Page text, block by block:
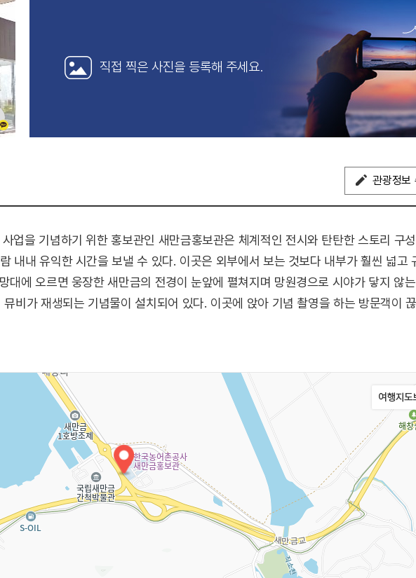
직접 찍은 사진을등록해 주세요.
관광정보
업을 기념하기 위한 홍보관인 새만금홍보관은 체계적인 전시와 탄탄한 스토리 구
내내 유익한 시간을 보낼 수 있다. 이곳은 외부에서 보는 것보다 내부가 훨씬 넓고
대에 오르면 웅장한 새만금의 전경이 눈앞에 펼쳐지며 망원경으로 시야가 닿지 않는
비가 재생되는 기념물이 설치되어 있다. 이곳에 앉아 기념 촬영을 하는 방문객이 끊